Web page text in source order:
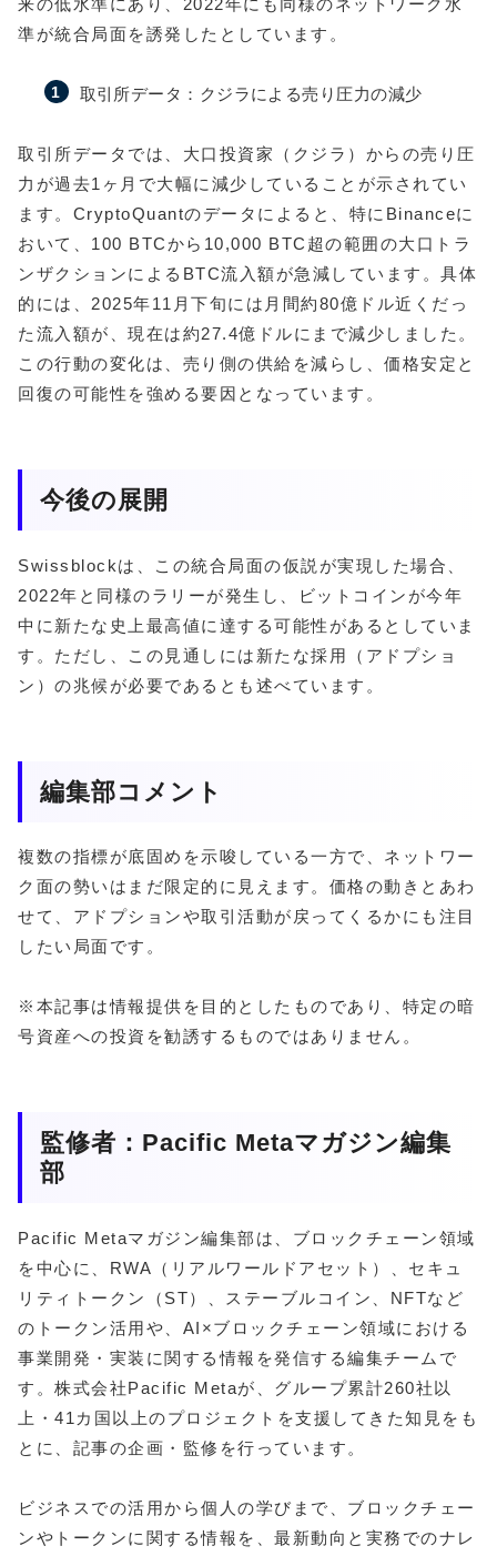
来の低水準にあり、2022年にも同様のネットワーク水
準が統合局面を誘発したとしています。
取引所データ：クジラによる売り圧力の減少
取引所データでは、大口投資家（クジラ）からの売り圧
力が過去1ヶ月で大幅に減少していることが示されてい
ます。CryptoQuantのデータによると、特にBinanceに
おいて、100 BTCから10,000 BTC超の範囲の大口トラ
ンザクションによるBTC流入額が急減しています。具体
的には、2025年11月下旬には月間約80億ドル近くだっ
た流入額が、現在は約27.4億ドルにまで減少しました。
この行動の変化は、売り側の供給を減らし、価格安定と
回復の可能性を強める要因となっています。
今後の展開
Swissblockは、この統合局面の仮説が実現した場合、
2022年と同様のラリーが発生し、ビットコインが今年
中に新たな史上最高値に達する可能性があるとしていま
す。ただし、この見通しには新たな採用（アドプショ
ン）の兆候が必要であるとも述べています。
編集部コメント
複数の指標が底固めを示唆している一方で、ネットワー
ク面の勢いはまだ限定的に見えます。価格の動きとあわ
せて、アドプションや取引活動が戻ってくるかにも注目
したい局面です。
※本記事は情報提供を目的としたものであり、特定の暗
号資産への投資を勧誘するものではありません。
監修者：Pacific Metaマガジン編集
部
Pacific Metaマガジン編集部は、ブロックチェーン領域
を中心に、RWA（リアルワールドアセット）、セキュ
リティトークン（ST）、ステーブルコイン、NFTなど
のトークン活用や、AI×ブロックチェーン領域における
事業開発・実装に関する情報を発信する編集チームで
す。株式会社Pacific Metaが、グループ累計260社以
上・41カ国以上のプロジェクトを支援してきた知見をも
とに、記事の企画・監修を行っています。
ビジネスでの活用から個人の学びまで、ブロックチェー
ンやトークンに関する情報を、最新動向と実務でのナレ